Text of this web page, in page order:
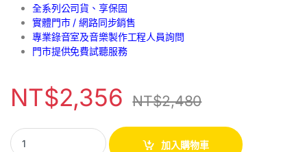
全系列公司貨、享保固
實體門市 / 網路同步銷售
專業錄音室及音樂製作工程人員詢問
門市提供免費試聽服務
NT$2,356 NT$2,480
加入購物車